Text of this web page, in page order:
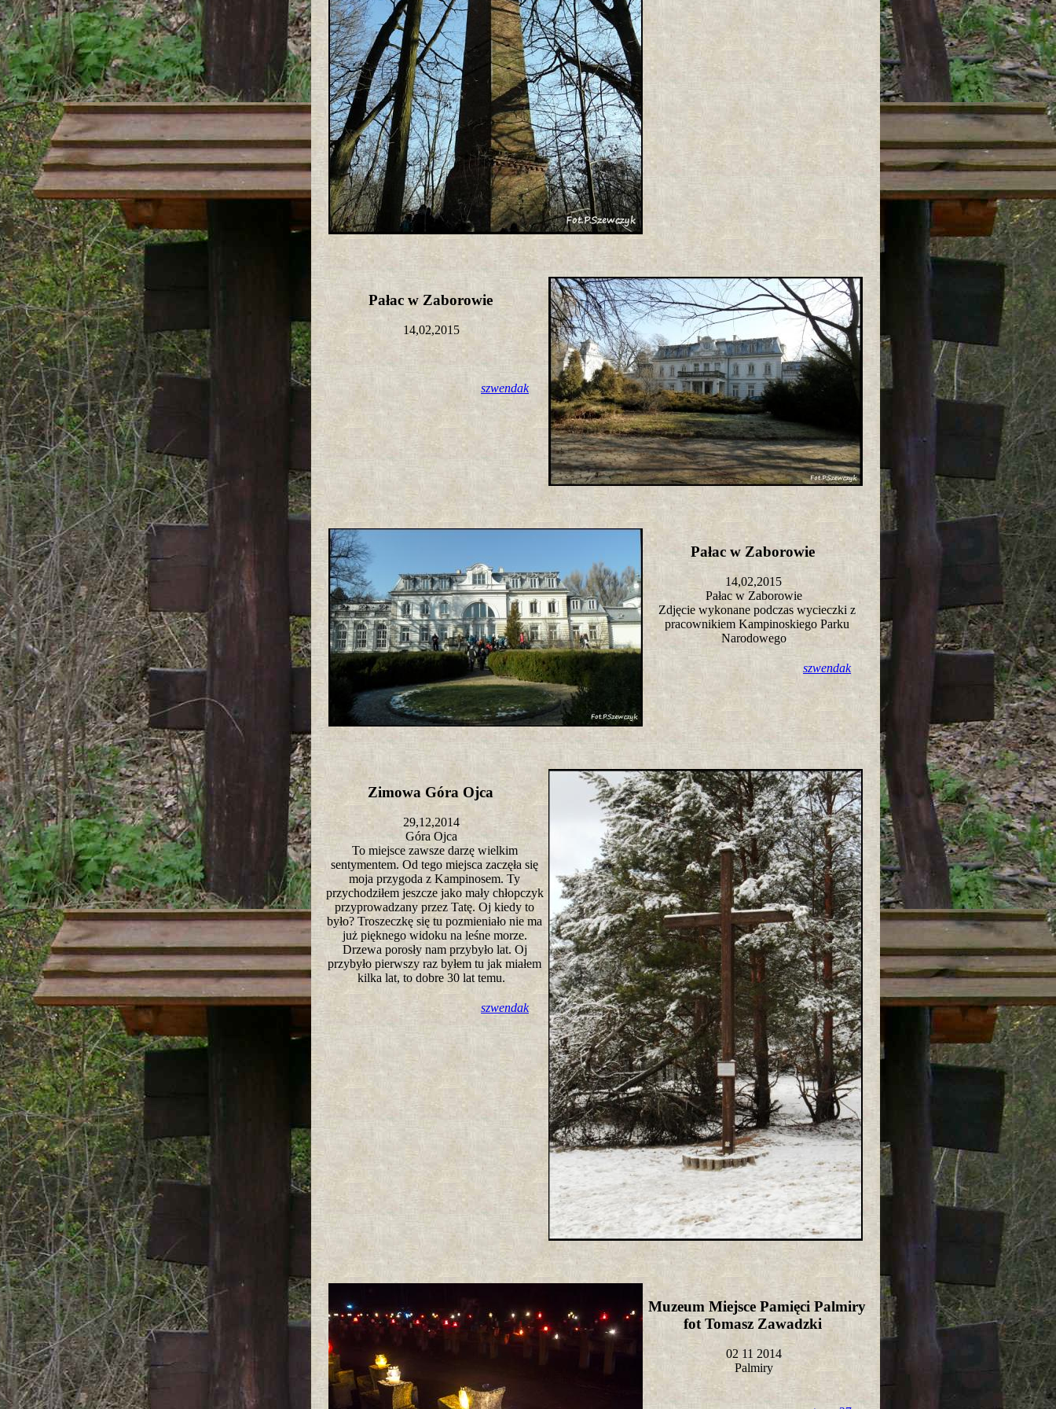
Pałac w Zaborowie
14,02,2015
szwendak
Pałac w Zaborowie
14,02,2015
Pałac w Zaborowie
Zdjęcie wykonane podczas wycieczki z
pracownikiem Kampinoskiego Parku
Narodowego
szwendak
Zimowa Góra Ojca
29,12,2014
Góra Ojca
To miejsce zawsze darzę wielkim
sentymentem. Od tego miejsca zaczęła się
moja przygoda z Kampinosem. Ty
przychodziłem jeszcze jako mały chłopczyk
przyprowadzany przez Tatę. Oj kiedy to
było? Troszeczkę się tu pozmieniało nie ma
już pięknego widoku na leśne morze.
Drzewa porosły nam przybyło lat. Oj
przybyło pierwszy raz byłem tu jak miałem
kilka lat, to dobre 30 lat temu.
szwendak
Muzeum Miejsce Pamięci Palmiry
fot Tomasz Zawadzki
02 11 2014
Palmiry